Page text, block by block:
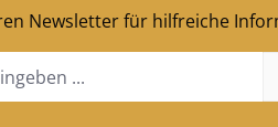
Newsletter für hilfreiche